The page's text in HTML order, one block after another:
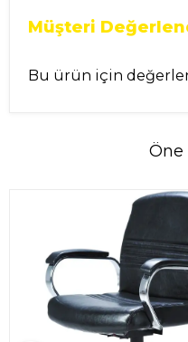
Müşteri
Bu ürün için
Öne